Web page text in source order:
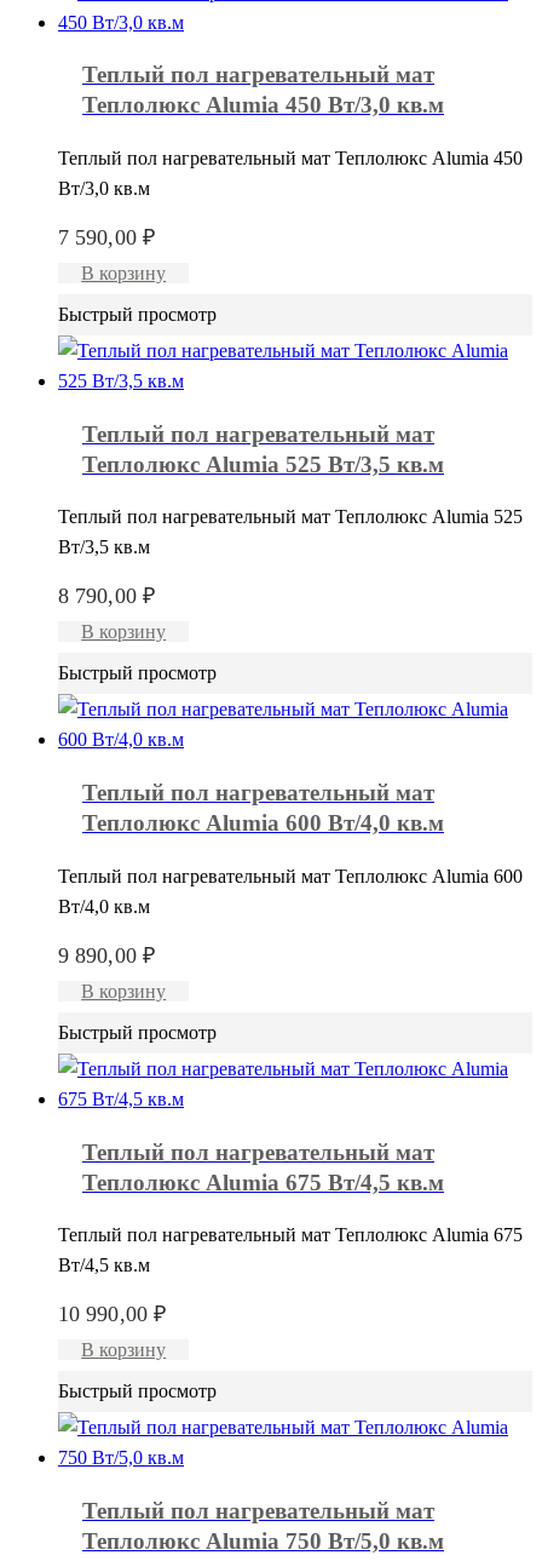
Теплый пол нагревательный мат
Теплолюкс Alumia 450 Вт/3,0 кв.м
Теплый пол нагревательный мат Теплолюкс Alumia 450
Вт/3,0 кв.м
7 590,00 ₽
В корзину
Быстрый просмотр
Теплый пол нагревательный мат
Теплолюкс Alumia 525 Вт/3,5 кв.м
Теплый пол нагревательный мат Теплолюкс Alumia 525
Вт/3,5 кв.м
8 790,00 ₽
В корзину
Быстрый просмотр
Теплый пол нагревательный мат
Теплолюкс Alumia 600 Вт/4,0 кв.м
Теплый пол нагревательный мат Теплолюкс Alumia 600
Вт/4,0 кв.м
9 890,00 ₽
В корзину
Быстрый просмотр
Теплый пол нагревательный мат
Теплолюкс Alumia 675 Вт/4,5 кв.м
Теплый пол нагревательный мат Теплолюкс Alumia 675
Вт/4,5 кв.м
10 990,00 ₽
В корзину
Быстрый просмотр
Теплый пол нагревательный мат
Теплолюкс Alumia 750 Вт/5,0 кв.м